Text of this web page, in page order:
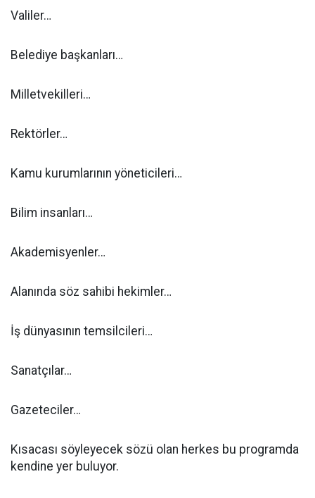
Valiler…
Belediye başkanları…
Milletvekilleri…
Rektörler…
Kamu kurumlarının yöneticileri…
Bilim insanları…
Akademisyenler…
Alanında söz sahibi hekimler…
İş dünyasının temsilcileri…
Sanatçılar…
Gazeteciler…
Kısacası söyleyecek sözü olan herkes bu programda
kendine yer buluyor.